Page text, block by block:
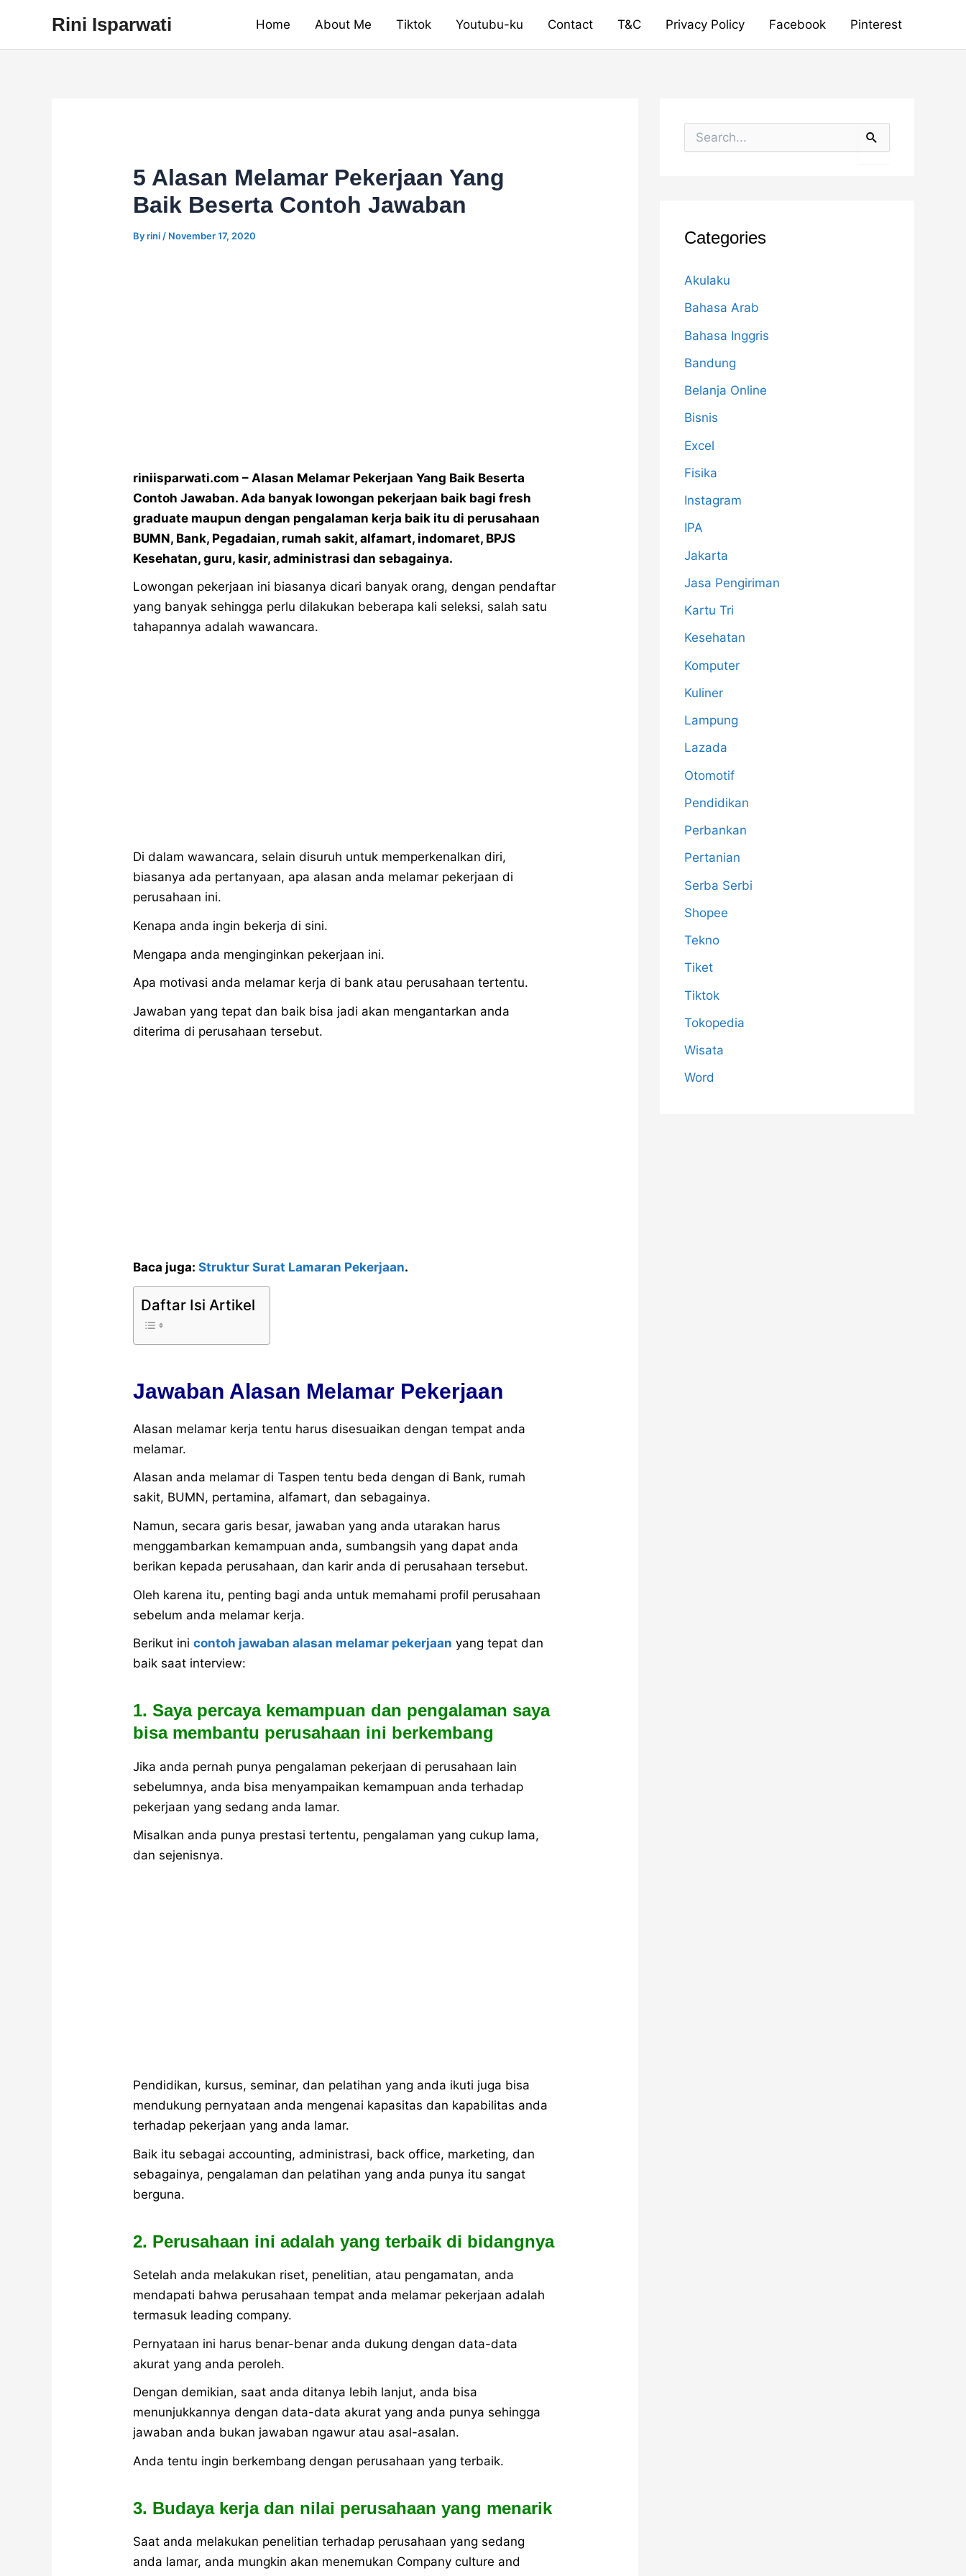
content
Rini Isparwati Home About Me Tiktok Youtubu-ku Contact T&C Privacy Policy Facebook Pinterest
5 Alasan Melamar Pekerjaan Yang
Baik Beserta Contoh Jawaban
Byrini / November 17, 2020
riniisparwati.com – Alasan Melamar Pekerjaan Yang Baik Beserta
Contoh Jawaban. Ada banyak lowongan pekerjaan baik bagi fresh
graduate maupun dengan pengalaman kerja baik itu di perusahaan
BUMN, Bank, Pegadaian, rumah sakit, alfamart, indomaret, BPJS
Kesehatan, guru, kasir, administrasi dan sebagainya.
Lowongan pekerjaan ini biasanya dicari banyak orang, dengan pendaftar
yang banyak sehingga perlu dilakukan beberapa kali seleksi, salah satu
tahapannya adalah wawancara.
Di dalam wawancara, selain disuruh untuk memperkenalkan diri,
biasanya ada pertanyaan, apa alasan anda melamar pekerjaan di
perusahaan ini.
Kenapa anda ingin bekerja di sini.
Mengapa anda menginginkan pekerjaan ini.
Apa motivasi anda melamar kerja di bank atau perusahaan tertentu.
Jawaban yang tepat dan baik bisa jadi akan mengantarkan anda
diterima di perusahaan tersebut.
Baca juga:Struktur Surat Lamaran Pekerjaan.
Daftar Isi Artikel
Jawaban Alasan Melamar Pekerjaan
Alasan melamar kerja tentu harus disesuaikan dengan tempat anda
melamar.
Alasan anda melamar di Taspen tentu beda dengan di Bank, rumah
sakit, BUMN, pertamina, alfamart, dan sebagainya.
Namun, secara garis besar, jawaban yang anda utarakan harus
menggambarkan kemampuan anda, sumbangsih yang dapat anda
berikan kepada perusahaan, dan karir anda di perusahaan tersebut.
Oleh karena itu, penting bagi anda untuk memahami profil perusahaan
sebelum anda melamar kerja.
Berikut inicontoh jawaban alasan melamar pekerjaan yang tepat dan
baik saat interview:
1. Saya percaya kemampuan dan pengalaman saya
bisa membantu perusahaan ini berkembang
Jika anda pernah punya pengalaman pekerjaan di perusahaan lain
sebelumnya, anda bisa menyampaikan kemampuan anda terhadap
pekerjaan yang sedang anda lamar.
Misalkan anda punya prestasi tertentu, pengalaman yang cukup lama,
dan sejenisnya.
Pendidikan, kursus, seminar, dan pelatihan yang anda ikuti juga bisa
mendukung pernyataan anda mengenai kapasitas dan kapabilitas anda
terhadap pekerjaan yang anda lamar.
Baik itu sebagai accounting, administrasi, back office, marketing, dan
sebagainya, pengalaman dan pelatihan yang anda punya itu sangat
berguna.
2. Perusahaan ini adalah yang terbaik di bidangnya
Setelah anda melakukan riset, penelitian, atau pengamatan, anda
mendapati bahwa perusahaan tempat anda melamar pekerjaan adalah
termasuk leading company.
Pernyataan ini harus benar-benar anda dukung dengan data-data
akurat yang anda peroleh.
Dengan demikian, saat anda ditanya lebih lanjut, anda bisa
menunjukkannya dengan data-data akurat yang anda punya sehingga
jawaban anda bukan jawaban ngawur atau asal-asalan.
Anda tentu ingin berkembang dengan perusahaan yang terbaik.
3. Budaya kerja dan nilai perusahaan yang menarik
Saat anda melakukan penelitian terhadap perusahaan yang sedang
anda lamar, anda mungkin akan menemukan Company culture and
o
rCategories
Akulaku
Bahasa Arab
Bahasa Inggris
Bandung
Belanja Online
Bisnis
Excel
Fisika
Instagram
IPA
Jakarta
Jasa Pengiriman
Kartu Tri
Kesehatan
Komputer
Kuliner
Lampung
Lazada
Otomotif
Pendidikan
Perbankan
Pertanian
Serba Serbi
Shopee
Tekno
Tiket
Tiktok
Tokopedia
Wisata
Word